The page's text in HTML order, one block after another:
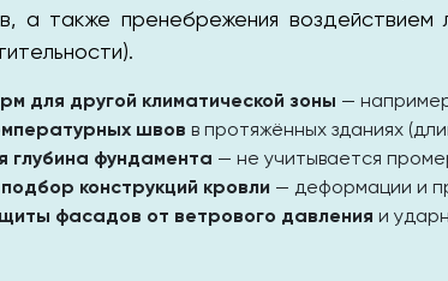
а также пренебрежения воздействием
для другой климатической зоны —
швов в протяжённых зданиях
глубина фундамента — не учитывается
конструкций кровли — деформации и
фасадов от ветрового давления и